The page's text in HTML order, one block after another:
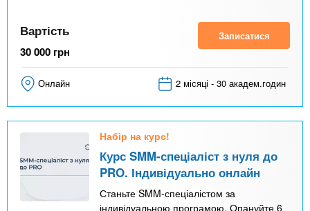
Вартість
30 000 грн
Записатися
Онлайн 2 місяці - 30 академ.годин
Набір на курс!
Курс SMM-спеціаліст з нуля до
PRO. Індивідуально онлайн
Станьте SMM-спеціалістом за
індивідуальною програмою. Опануйте 6